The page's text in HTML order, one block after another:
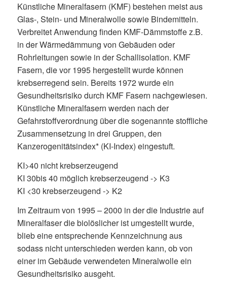
Künstliche Mineralfasern (KMF) bestehen meist aus
Glas-, Stein- und Mineralwolle sowie Bindemitteln.
Verbreitet Anwendung finden KMF-Dämmstoffe z.B.
in der Wärmedämmung von Gebäuden oder
Rohrleitungen sowie in der Schallisolation. KMF
Fasern, die vor 1995 hergestellt wurde können
krebserregend sein. Bereits 1972 wurde ein
Gesundheitsrisiko durch KMF Fasern nachgewiesen.
Künstliche Mineralfasern werden nach der
Gefahrstoffverordnung über die sogenannte stoffliche
Zusammensetzung in drei Gruppen, den
Kanzerogenitätsindex* (KI-Index) eingestuft.
KI>40 nicht krebserzeugend
KI 30bis 40 möglich krebserzeugend -> K3
KI <30 krebserzeugend -> K2
Im Zeitraum von 1995 – 2000 in der die Industrie auf
Mineralfaser die biolöslicher ist umgestellt wurde,
blieb eine entsprechende Kennzeichnung aus
sodass nicht unterschieden werden kann, ob von
einer im Gebäude verwendeten Mineralwolle ein
Gesundheitsrisiko ausgeht.